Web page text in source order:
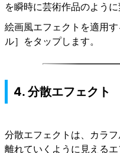
を瞬時に芸術作品のように
絵画風エフェクトを適用
ル］をタップします。
4. 分散エフェクト
分散エフェクトは、カラ
離れていくように見える